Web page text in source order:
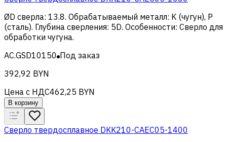
ØD сверла: 13.8. Обрабатываемый металл: K (чугун), Р
(сталь). Глубина сверления: 5D. Особенности: Сверло для
обработки чугуна.
AC.GSD10150 Под заказ
392,92 BYN
Цена с НДС462,25 BYN
В корзину
Сверло твердосплавное DKK210-CAEC05-1400